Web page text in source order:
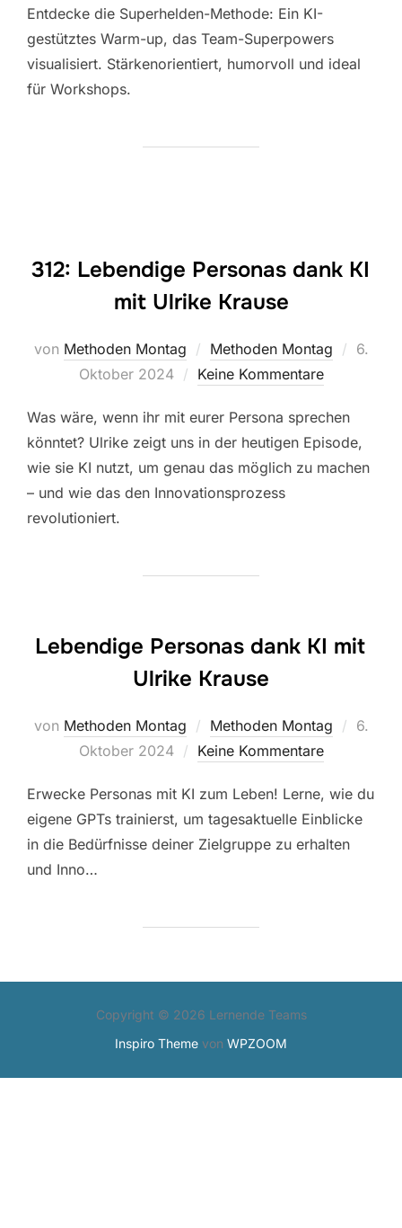
Entdecke die Superhelden-Methode: Ein KI-
gestütztes Warm-up, das Team-Superpowers
visualisiert. Stärkenorientiert, humorvoll und ideal
für Workshops.
312: Lebendige Personas dank KI
mit Ulrike Krause
von Methoden Montag Methoden Montag
6.
Oktober 2024
Keine Kommentare
Was wäre, wenn ihr mit eurer Persona sprechen
könntet? Ulrike zeigt uns in der heutigen Episode,
wie sie KI nutzt, um genau das möglich zu machen
– und wie das den Innovationsprozess
revolutioniert.
Lebendige Personas dank KI mit
Ulrike Krause
von Methoden Montag Methoden Montag
6.
Oktober 2024
Keine Kommentare
Erwecke Personas mit KI zum Leben! Lerne, wie du
eigene GPTs trainierst, um tagesaktuelle Einblicke
in die Bedürfnisse deiner Zielgruppe zu erhalten
und Inno…
Copyright © 2026 Lernende Teams
Inspiro Theme von WPZOOM